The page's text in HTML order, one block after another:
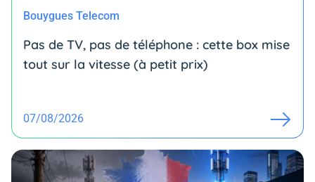
Bouygues Telecom
Pas de TV, pas de téléphone : cette box mise
tout sur la vitesse (à petit prix)
07/08/2026